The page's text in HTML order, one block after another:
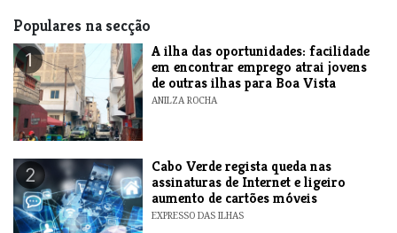
Populares na secção
1
A ilha das oportunidades: facilidade
em encontrar emprego atrai jovens
de outras ilhas para Boa Vista
ANILZA ROCHA
2
Cabo Verde regista queda nas
assinaturas de Internet e ligeiro
aumento de cartões móveis
EXPRESSO DAS ILHAS